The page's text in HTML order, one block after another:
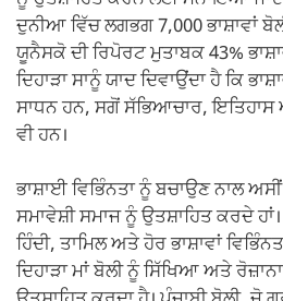
ਦੁਨੀਆ ਵਿੱਚ ਲਗਭਗ 7,000 ਭਾਸ਼ਾਵਾਂ
ਯੂਨੈਸਕੋ ਦੀ ਰਿਪੋਰਟ ਮੁਤਾਬਕ 43%
ਦਿਹਾੜਾ ਸਾਨੂੰ ਯਾਦ ਦਿਵਾਉਂਦਾ ਹੈ ਕਿ
ਸਾਧਨ ਹਨ, ਸਗੋਂ ਸੱਭਿਆਚਾਰ,
ਵੀ ਹਨ।
ਭਾਸ਼ਾਈ ਵਿਭਿੰਨਤਾ ਨੂੰ ਬਚਾਉਣ ਨਾਲ
ਸਮਾਵੇਸ਼ੀ ਸਮਾਜ ਨੂੰ ਉਤਸ਼ਾਹਿਤ ਕਰਦੇ
ਹਿੰਦੀ, ਤਾਮਿਲ ਅਤੇ ਹੋਰ ਭਾਸ਼ਾਵਾਂ
ਦਿਹਾੜਾ ਮਾਂ ਬੋਲੀ ਨੂੰ ਸਿੱਖਿਆ ਅਤੇ